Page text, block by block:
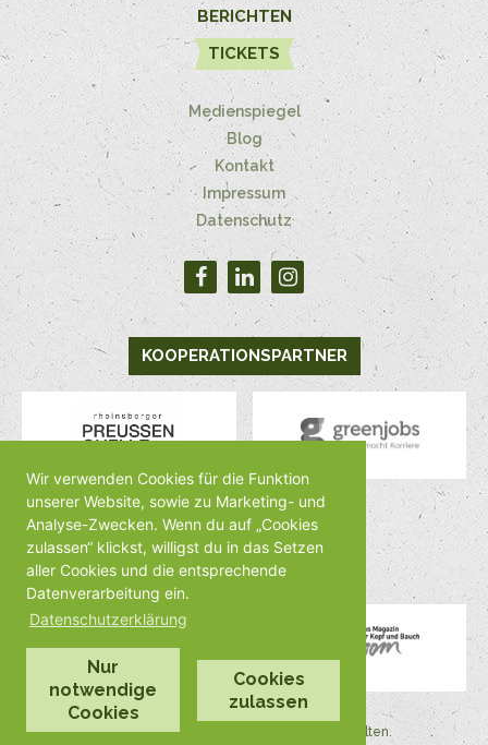
Wir verwenden Cookies für die Funktion
unserer Website, sowie zu Marketing- und
Analyse-Zwecken. Wenn du auf „Cookies
zulassen“ klickst, willigst du in das Setzen
aller Cookies und die entsprechende
Datenverarbeitung ein.
Datenschutzerklärung
Nur
notwendige
Cookies
Cookies
zulassen
BERICHTEN
TICKETS
Medienspiegel
Blog
Kontakt
Impressum
Datenschutz
KOOPERATIONSPARTNER
MEDIENPARTNER
©2026 by Veggienale Alle Rechte vorbehalten.